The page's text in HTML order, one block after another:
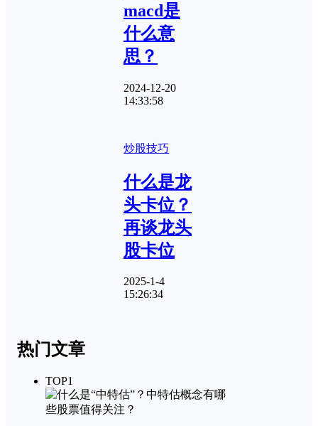
macd是
什么意
思？
2024-12-20
14:33:58
炒股技巧
什么是龙
头卡位？
再谈龙头
股卡位
2025-1-4
15:26:34
热门文章
TOP1